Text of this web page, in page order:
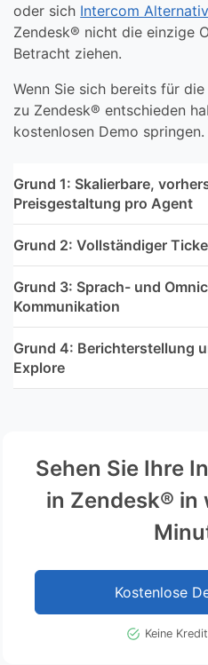
oder sich Intercom
Zendesk® nicht die einzige
Betracht ziehen.
Wenn Sie sich bereits für
zu Zendesk® entschieden
kostenlosen Demo springen.
Grund 1: Skalierbare,
Preisgestaltung pro Agent
Grund 2: Vollständiger
Grund 3: Sprach- und
Kommunikation
Grund 4: Berichterstellung
Explore
Sehen Sie Ihre
in Zendesk® in
Kostenlose
Keine